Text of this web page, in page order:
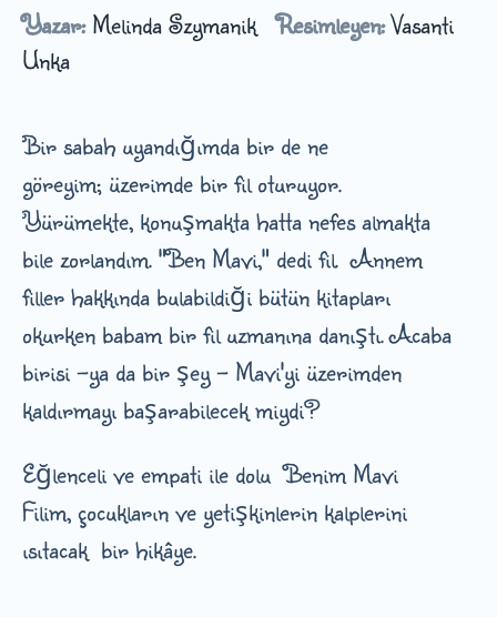
Yazar:Melinda Szymanik Resimleyen:Vasanti
Unka
Bir sabah uyandığımda bir de ne
göreyim; üzerimde bir fil oturuyor.
Yürümekte, konuşmakta hatta nefes almakta
bile zorlandım. "Ben Mavi," dedi fil. Annem
filler hakkında bulabildiği bütün kitapları
okurken babam bir fil uzmanına danıştı. Acaba
birisi -ya da bir şey - Mavi'yi üzerimden
kaldırmayı başarabilecek miydi?
Eğlenceli ve empati ile dolu Benim Mavi
Filim, çocukların ve yetişkinlerin kalplerini
ısıtacak bir hikâye.